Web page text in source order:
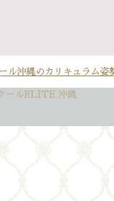
ールELITE 沖縄